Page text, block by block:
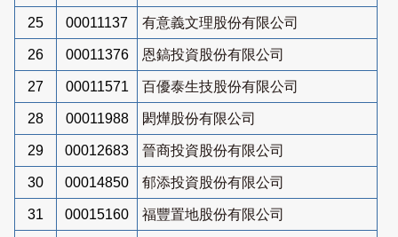
25 00011137 有意義文理股份有限公司
26 00011376 恩鎬投資股份有限公司
27 00011571 百優泰生技股份有限公司
28 00011988 閎燁股份有限公司
29 00012683 晉商投資股份有限公司
30 00014850 郁添投資股份有限公司
31 00015160 福豐置地股份有限公司